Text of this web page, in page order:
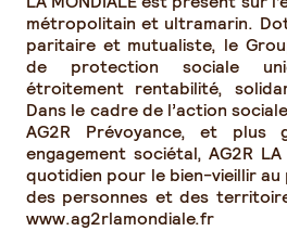
métropolitain et ultramarin.
paritaire et mutualiste, le
de protection sociale
étroitement rentabilité,
Dans le cadre de l’action
AG2R Prévoyance, et plus
engagement sociétal, AG2R
quotidien pour le bien-vieillir au
des personnes et des
www.ag2rlamondiale.fr